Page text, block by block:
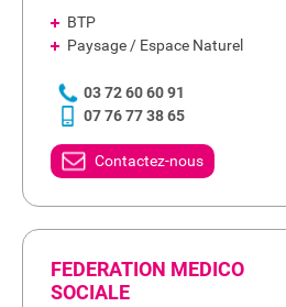
BTP
Paysage / Espace Naturel
03 72 60 60 91
07 76 77 38 65
Contactez-nous
FEDERATION MEDICO
SOCIALE